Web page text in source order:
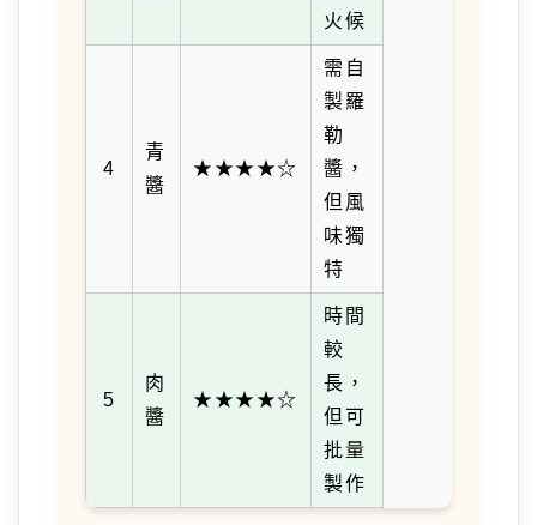
火候
4
青
醬
★★★★☆
需自
製羅
勒
醬，
但風
味獨
特
5
肉
醬
★★★★☆
時間
較
長，
但可
批量
製作